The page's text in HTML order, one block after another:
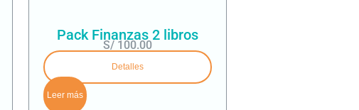
Pack Finanzas 2 libros
S/ 100.00
Detalles
Leer más